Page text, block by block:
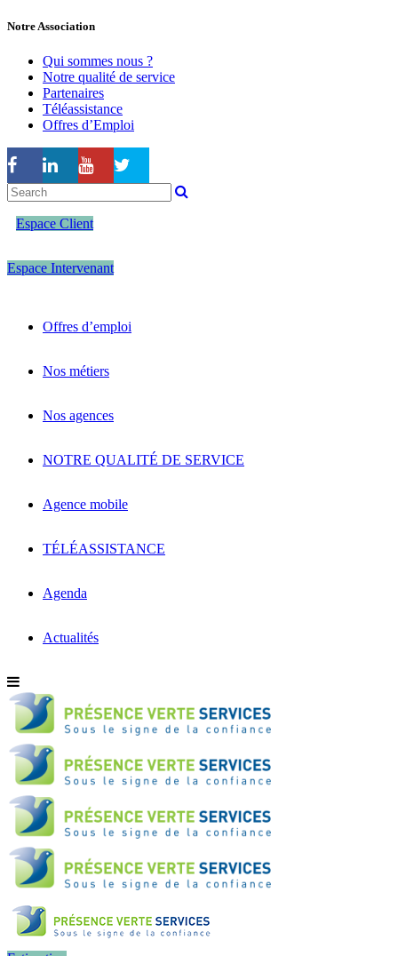
Notre Association
Qui sommes nous ?
Notre qualité de service
Partenaires
Téléassistance
Offres d’Emploi
Espace Client
Espace Intervenant
Offres d’emploi
Nos métiers
Nos agences
NOTRE QUALITÉ DE SERVICE
Agence mobile
TÉLÉASSISTANCE
Agenda
Actualités